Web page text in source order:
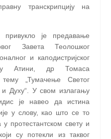
транскрипцију на
је предавање
Завета Теолошког
и каподистријског
у Атини, др Томаса
„Тумачење Светог
Духу“. У свом излагању
је навео да истина
у слову, као што се то
протестантском свету и
су потекли из таквог